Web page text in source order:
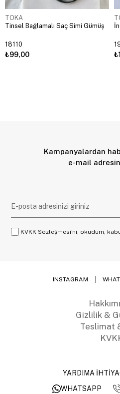
TOKA
Tinsel Bağlamalı Saç Simi Gümüş
18110
₺99,00
Kampanyalardan
e-mail
KVKK Sözleşmesi'ni, okudum,
INSTAGRAM
Gizlilik &
Teslimat
YARDIMA
WHATSAPP